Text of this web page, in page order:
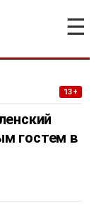
☰
13+
гостем в